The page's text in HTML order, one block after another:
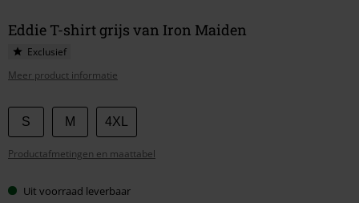
Eddie T-shirt grijs van Iron Maiden
Exclusief
Meer product informatie
Kies
je
maat
S M 4XL
Productafmetingen en maattabel
Uit voorraad leverbaar